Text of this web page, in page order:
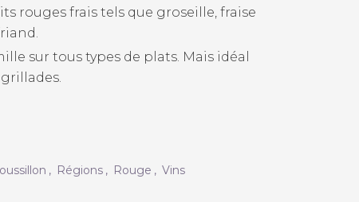
rouges frais tels que groseille, fraise
sur tous types de plats. Mais idéal
, Régions , Rouge , Vins